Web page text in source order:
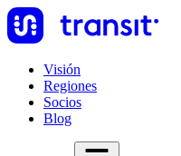
Visión
Regiones
Socios
Blog